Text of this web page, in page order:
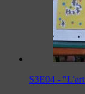
S3E04 - "L'art